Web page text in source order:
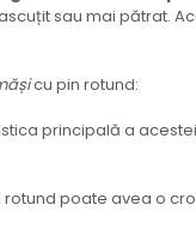
sau mai pătrat.
cu pin rotund:
principală a acestei
rotund poate avea o